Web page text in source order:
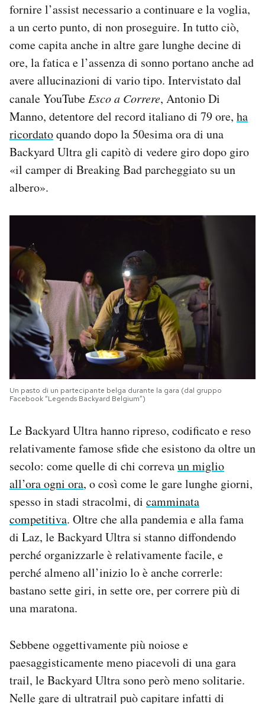
fornire l’assist necessario a continuare e la voglia,
a un certo punto, di non proseguire. In tutto ciò,
come capita anche in altre gare lunghe decine di
ore, la fatica e l’assenza di sonno portano anche ad
avere allucinazioni di vario tipo. Intervistato dal
canale YouTube Esco a Correre, Antonio Di
Manno, detentore del record italiano di 79 ore, ha
ricordatoquando dopo la 50esima ora di una
Backyard Ultra gli capitò di vedere giro dopo giro
«il camper di Breaking Bad parcheggiato su un
albero».
Un pasto di un partecipante belga durante la gara (dal gruppo
Facebook “Legends Backyard Belgium”)
Le Backyard Ultra hanno ripreso, codificato e reso
relativamente famose sfide che esistono da oltre un
secolo: come quelle di chi correvaun miglio
all’ora ogni ora, o così come le gare lunghe giorni,
spesso in stadi stracolmi, di camminata
competitiva. Oltre che alla pandemia e alla fama
di Laz, le Backyard Ultra si stanno diffondendo
perché organizzarle è relativamente facile, e
perché almeno all’inizio lo è anche correrle:
bastano sette giri, in sette ore, per correre più di
una maratona.
Sebbene oggettivamente più noiose e
paesaggisticamente meno piacevoli di una gara
trail, le Backyard Ultra sono però meno solitarie.
Nelle gare di ultratrail può capitare infatti di